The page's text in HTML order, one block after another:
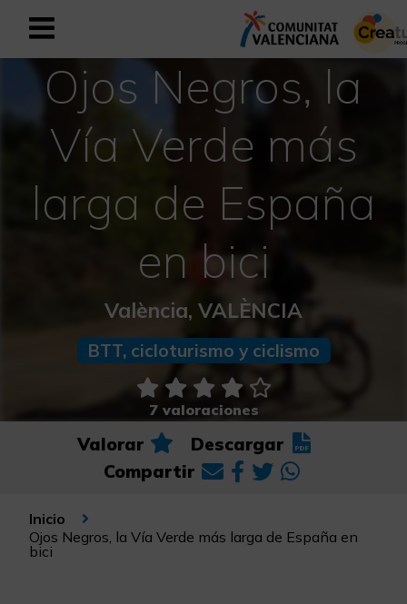
Registrarse como usuario
Registro empresarial
Español
Mediterráneo Activo-Deportivo
Mediterráneo Cultural
Mediterráneo Natural-Rural
Experiencias en otoño
Experiencias Semana Santa
Ojos Negros, la
Vía Verde más
larga de España
en bici
València, VALÈNCIA
BTT, cicloturismo y ciclismo
7 valoraciones
Valorar
Descargar
Compartir
Inicio
Ojos Negros, la Vía Verde más larga de España en
bici